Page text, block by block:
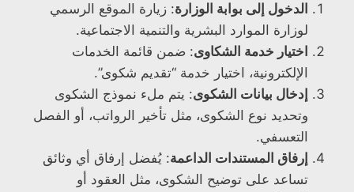
الدخول إلى بوابة الوزارة: زيارة الموقع الرسمي
لوزارة الموارد البشرية والتنمية الاجتماعية.
اختيار خدمة الشكاوى: ضمن قائمة الخدمات
الإلكترونية، اختيار خدمة “تقديم شكوى”.
إدخال بيانات الشكوى: يتم ملء نموذج الشكوى
وتحديد نوع الشكوى، مثل تأخير الرواتب، أو الفصل
التعسفي.
إرفاق المستندات الداعمة: يُفضل إرفاق أي وثائق
تساعد على توضيح الشكوى، مثل العقود أو